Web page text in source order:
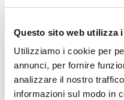
Questo sito web utilizza
Utilizziamo i cookie per
annunci, per fornire
analizzare il nostro
informazioni sul modo in
CODICE:KEY-IDTD
Miscelatore incasso doccia
termostatico con deviatore
cromo – Key